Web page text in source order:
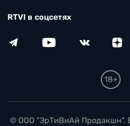
RTVI в соцсетях
18+
© ООО "ЭрТиВиАй Продакшн".